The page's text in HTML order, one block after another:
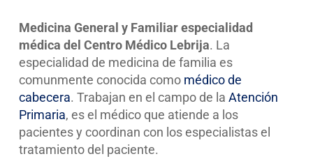
Medicina General y Familiar especialidad
médica del Centro Médico Lebrija. La
especialidad de medicina de familia es
comunmente conocida como médico de
cabecera. Trabajan en el campo de laAtención
Primaria, es el médico que atiende a los
pacientes y coordinan con los especialistas el
tratamiento del paciente.